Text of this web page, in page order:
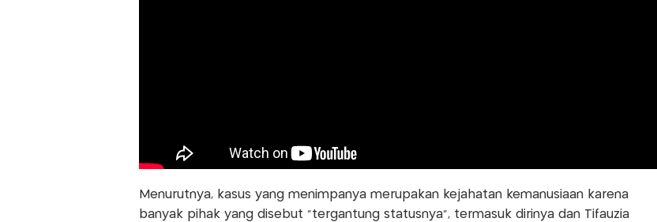
Menurutnya, kasus yang menimpanya merupakan kejahatan kemanusiaan karena
banyak pihak yang disebut “tergantung statusnya”, termasuk dirinya dan Tifauzia